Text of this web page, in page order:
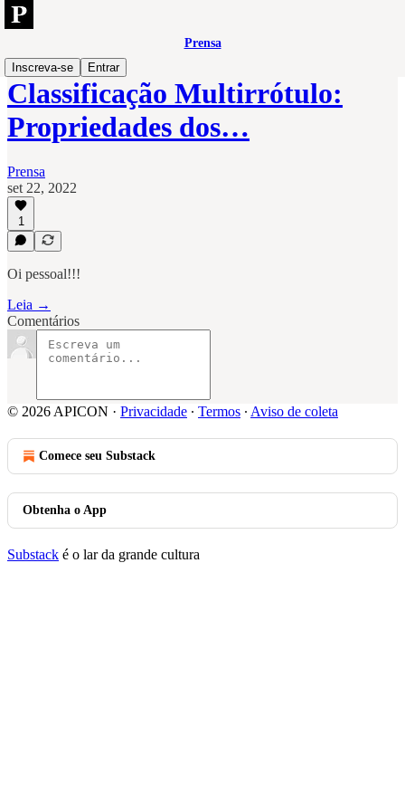
Prensa
Inscreva-se
Entrar
Classificação Multirrótulo:
Propriedades dos…
Prensa
set 22, 2022
1
Oi pessoal!!!
Leia →
Comentários
© 2026 APICON · Privacidade ∙ Termos ∙ Aviso de coleta
Comece seu Substack
Obtenha o App
Substack é o lar da grande cultura